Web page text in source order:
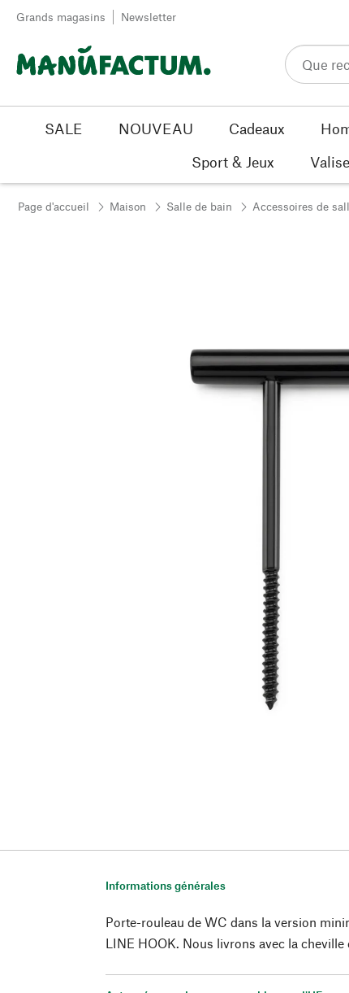
Passer au contenu
Grands magasins Newsletter
SALE NOUVEAU Cadeaux
Sport & Jeux
Page d'accueil Maison Salle de bain Accessoires de
Informations générales
Porte-rouleau de WC dans la version
LINE HOOK. Nous livrons avec la cheville